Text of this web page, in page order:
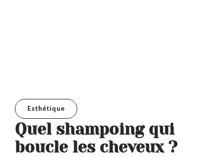
Esthétique
Quel shampoing qui
boucle les cheveux ?